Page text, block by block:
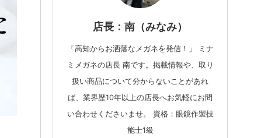
店長：南（みなみ）
「高知からお洒落なメガネを発信！」 ミナ
ミメガネの店長 南です。掲載情報や、取り
扱い商品について分からないことがあれ
ば、業界歴10年以上の店長へお気軽にお問
い合わせくださいませ。 資格：眼鏡作製技
能士1級